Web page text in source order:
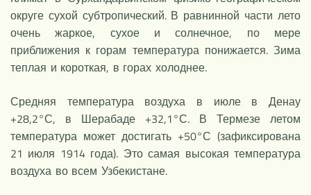
округе сухой субтропический. В равнинной части лето
очень жаркое, сухое и солнечное, по мере
приближения к горам температура понижается. Зима
теплая и короткая, в горах холоднее.
Средняя температура воздуха в июле в Денау
+28,2°С, в Шерабаде +32,1°С. В Термезе летом
температура может достигать +50°С (зафиксирована
21 июля 1914 года). Это самая высокая температура
воздуха во всем Узбекистане.